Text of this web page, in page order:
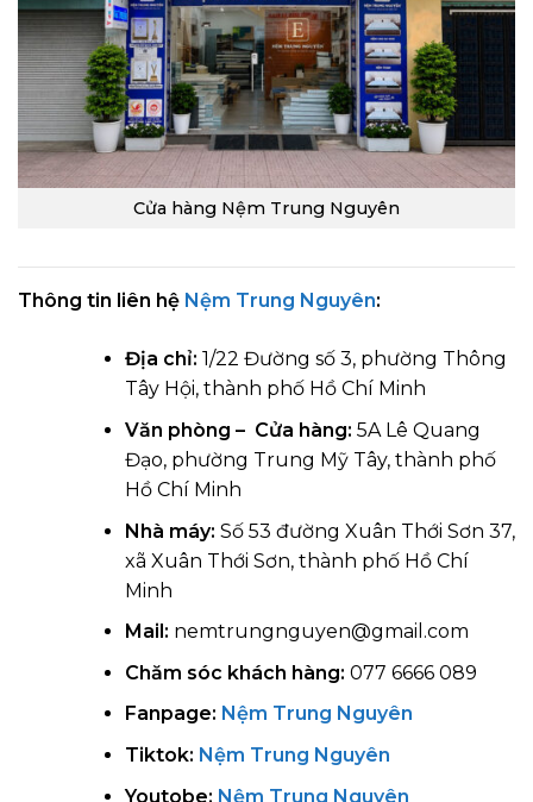
Cửa hàng Nệm Trung Nguyên
Thông tin liên hệ Nệm Trung Nguyên:
Địa chỉ: 1/22 Đường số 3, phường Thông
Tây Hội, thành phố Hồ Chí Minh
Văn phòng – Cửa hàng: 5A Lê Quang
Đạo, phường Trung Mỹ Tây, thành phố
Hồ Chí Minh
Nhà máy: Số 53 đường Xuân Thới Sơn 37,
xã Xuân Thới Sơn, thành phố Hồ Chí
Minh
Mail: nemtrungnguyen@gmail.com
Chăm sóc khách hàng: 077 6666 089
Fanpage: Nệm Trung Nguyên
Tiktok: Nệm Trung Nguyên
Youtobe: Nệm Trung Nguyên